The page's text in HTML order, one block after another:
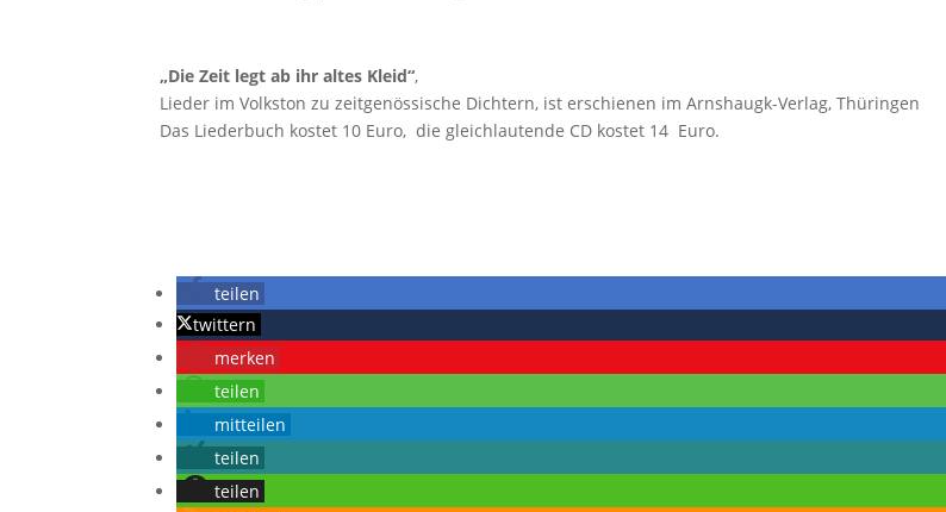
„Die Zeit legt ab ihr altes Kleid“,
Lieder im Volkston zu zeitgenössische Dichtern, ist erschienen im Arnshaugk-Verlag, Thüringen
Das Liederbuch kostet 10 Euro, die gleichlautende CD kostet 14 Euro.
teilen
twittern
merken
teilen
mitteilen
teilen
teilen